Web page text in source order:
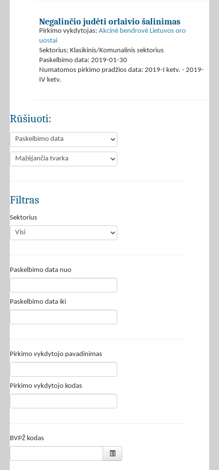
Negalinčio judėti orlaivio šalinimas
Pirkimo vykdytojas: Akcinė bendrovė Lietuvos oro
uostai
Sektorius: Klasikinis/Komunalinis sektorius
Paskelbimo data: 2019-01-30
Numatomos pirkimo pradžios data: 2019-I ketv. - 2019-
IV ketv.
Rūšiuoti:
Filtras
Sektorius
Paskelbimo data nuo
Paskelbimo data iki
Pirkimo vykdytojo pavadinimas
Pirkimo vykdytojo kodas
BVPŽ kodas